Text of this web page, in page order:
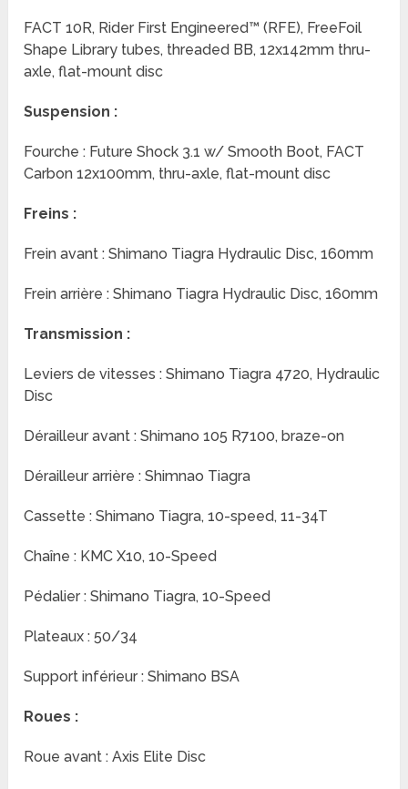
FACT 10R, Rider First Engineered™ (RFE), FreeFoil
Shape Library tubes, threaded BB, 12x142mm thru-
axle, flat-mount disc
Suspension :
Fourche : Future Shock 3.1 w/ Smooth Boot, FACT
Carbon 12x100mm, thru-axle, flat-mount disc
Freins :
Frein avant : Shimano Tiagra Hydraulic Disc, 160mm
Frein arrière : Shimano Tiagra Hydraulic Disc, 160mm
Transmission :
Leviers de vitesses : Shimano Tiagra 4720, Hydraulic
Disc
Dérailleur avant : Shimano 105 R7100, braze-on
Dérailleur arrière : Shimnao Tiagra
Cassette : Shimano Tiagra, 10-speed, 11-34T
Chaîne : KMC X10, 10-Speed
Pédalier : Shimano Tiagra, 10-Speed
Plateaux : 50/34
Support inférieur : Shimano BSA
Roues :
Roue avant : Axis Elite Disc